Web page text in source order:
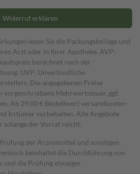
Widerruf erklären
lesen Sie die Packungsbeilage und
Arzt oder in Ihrer Apotheke. AVP:
berechnet nach der
UVP: Unverbindliche
Die angegebenen Preise
vorgeschriebene Mehrwertsteuer, ggf.
Ab 29,00 € Bestell­wert versand­kosten­
Irrtümer vorbehalten. Alle Angebote
solange der Vorrat reicht.
der Arzneimittel und sonstigen
beinhaltet die Durchführung von
und die Prüfung etwaiger